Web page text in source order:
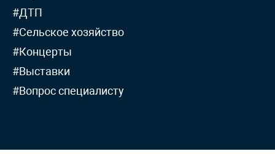
#ДТП
#Сельское хозяйство
#Концерты
#Выставки
#Вопрос специалисту